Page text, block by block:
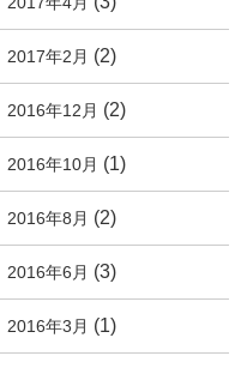
2017年2月 (2)
2016年12月 (2)
2016年10月 (1)
2016年8月 (2)
2016年6月 (3)
2016年3月 (1)